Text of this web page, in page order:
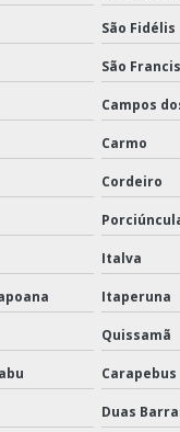
refrigerados são
refrigerados valor
logística
e climatizados
e climatizados
e congelados
São Fidélis
São
Campos
Carmo
Cordeiro
Italva
Itaperuna
Quissamã
Carapebus
Duas